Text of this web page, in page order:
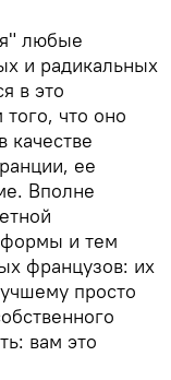
любые
и радикальных
в это
что оно
качестве
ее
Вполне
и тем
французов: их
просто
вам это